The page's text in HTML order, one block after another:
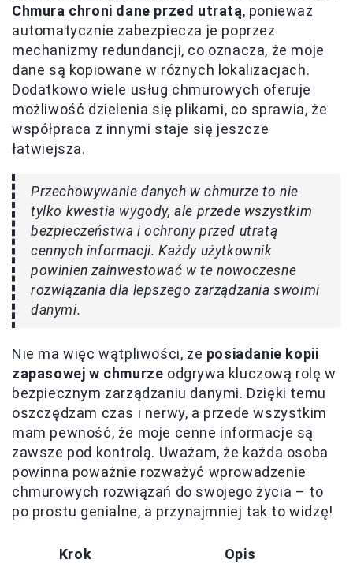
Chmura chroni dane przed utratą, ponieważ
automatycznie zabezpiecza je poprzez
mechanizmy redundancji, co oznacza, że moje
dane są kopiowane w różnych lokalizacjach.
Dodatkowo wiele usług chmurowych oferuje
możliwość dzielenia się plikami, co sprawia, że
współpraca z innymi staje się jeszcze
łatwiejsza.
Przechowywanie danych w chmurze to nie
tylko kwestia wygody, ale przede wszystkim
bezpieczeństwa i ochrony przed utratą
cennych informacji. Każdy użytkownik
powinien zainwestować w te nowoczesne
rozwiązania dla lepszego zarządzania swoimi
danymi.
Nie ma więc wątpliwości, że posiadanie kopii
zapasowej w chmurze odgrywa kluczową rolę w
bezpiecznym zarządzaniu danymi. Dzięki temu
oszczędzam czas i nerwy, a przede wszystkim
mam pewność, że moje cenne informacje są
zawsze pod kontrolą. Uważam, że każda osoba
powinna poważnie rozważyć wprowadzenie
chmurowych rozwiązań do swojego życia – to
po prostu genialne, a przynajmniej tak to widzę!
Krok Opis